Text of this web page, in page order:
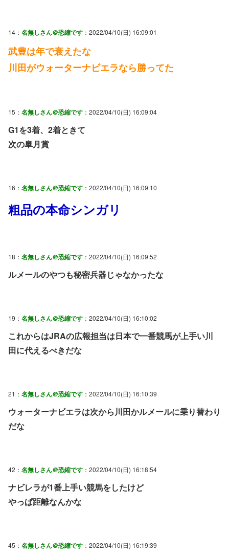
14： 名無しさん＠恐縮です ：2022/04/10(日) 16:09:01
武豊は年で衰えたな
川田がウォーターナビエラなら勝ってた
15： 名無しさん＠恐縮です ：2022/04/10(日) 16:09:04
G1を3着、2着ときて
次の皐月賞
16： 名無しさん＠恐縮です ：2022/04/10(日) 16:09:10
粗品の本命シンガリ
18： 名無しさん＠恐縮です ：2022/04/10(日) 16:09:52
ルメールのやつも秘密兵器じゃなかったな
19： 名無しさん＠恐縮です ：2022/04/10(日) 16:10:02
これからはJRAの広報担当は日本で一番競馬が上手い川
田に代えるべきだな
21： 名無しさん＠恐縮です ：2022/04/10(日) 16:10:39
ウォーターナビエラは次から川田かルメールに乗り替わり
だな
42： 名無しさん＠恐縮です ：2022/04/10(日) 16:18:54
ナビレラが1番上手い競馬をしたけど
やっぱ距離なんかな
45： 名無しさん＠恐縮です ：2022/04/10(日) 16:19:39